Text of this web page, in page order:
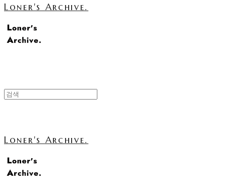
Loner's Archive.
Loner's Archive.